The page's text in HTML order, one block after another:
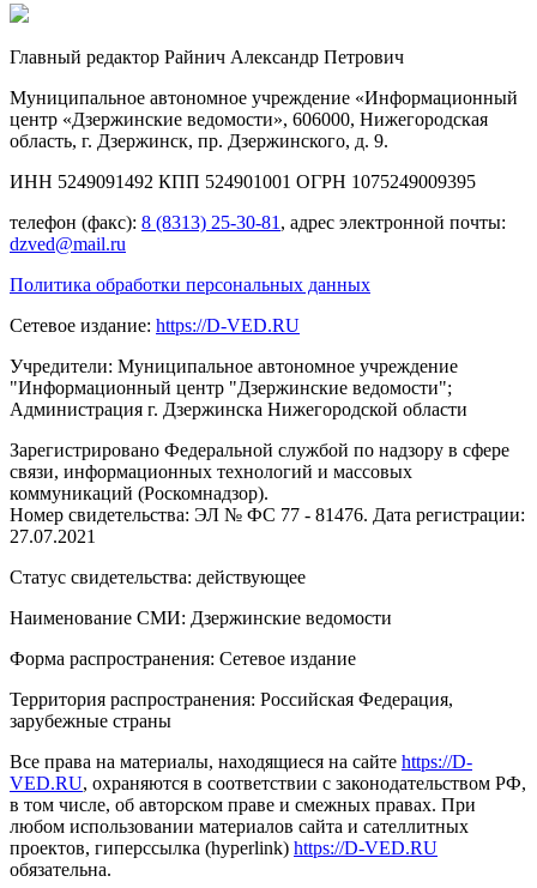
Главный редактор Райнич Александр Петрович
Муниципальное автономное учреждение «Информационный
центр «Дзержинские ведомости», 606000, Нижегородская
область, г. Дзержинск, пр. Дзержинского, д. 9.
ИНН 5249091492 КПП 524901001 ОГРН 1075249009395
телефон (факс): 8 (8313) 25-30-81 , адрес электронной почты:
dzved@mail.ru
Политика обработки персональных данных
Сетевое издание: https://D-VED.RU
Учредители: Муниципальное автономное учреждение
"Информационный центр "Дзержинские ведомости";
Администрация г. Дзержинска Нижегородской области
Зарегистрировано Федеральной службой по надзору в сфере
связи, информационных технологий и массовых
коммуникаций (Роскомнадзор).
Номер свидетельства: ЭЛ № ФС 77 - 81476. Дата регистрации:
27.07.2021
Статус свидетельства: действующее
Наименование СМИ: Дзержинские ведомости
Форма распространения: Сетевое издание
Территория распространения: Российская Федерация,
зарубежные страны
Все права на материалы, находящиеся на сайте https://D-
VED.RU, охраняются в соответствии с законодательством РФ,
в том числе, об авторском праве и смежных правах. При
любом использовании материалов сайта и сателлитных
проектов, гиперссылка (hyperlink) https://D-VED.RU
обязательна.